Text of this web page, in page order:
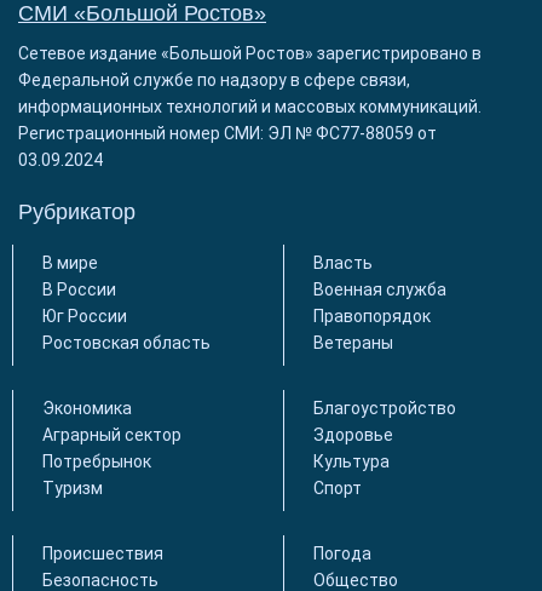
СМИ «Большой Ростов»
Сетевое издание «Большой Ростов» зарегистрировано в
Федеральной службе по надзору в сфере связи,
информационных технологий и массовых коммуникаций.
Регистрационный номер СМИ: ЭЛ № ФС77-88059 от
03.09.2024
Рубрикатор
В мире
В России
Юг России
Ростовская область
Власть
Военная служба
Правопорядок
Ветераны
Экономика
Аграрный сектор
Потребрынок
Туризм
Благоустройство
Здоровье
Культура
Спорт
Происшествия
Безопасность
Погода
Общество